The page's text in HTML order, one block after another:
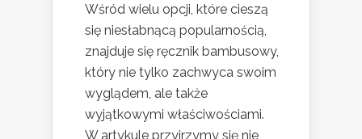
Wśród wielu opcji, które cieszą
się niesłabnącą popularnością,
znajduje się ręcznik bambusowy,
który nie tylko zachwyca swoim
wyglądem, ale także
wyjątkowymi właściwościami.
W artykule przyjrzymy się nie